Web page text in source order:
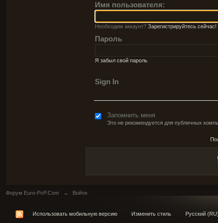
Имя пользователя:
Необходим аккаунт? Зарегистрируйтесь сейчас!
Пароль
Я забыл свой пароль
Sign In
Запомнить меня
Это не рекомендуется для публичных
Форум Euro-PvP.Com → Войти
Использовать мобильную версию Изменить стиль Русский